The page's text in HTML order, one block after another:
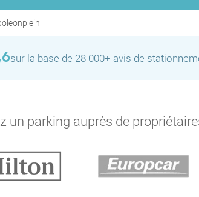
sur la base de 28 000+ avis de
un parking auprès de